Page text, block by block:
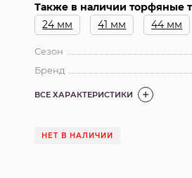
Также в наличии торфяные
24 мм
41 мм 44 мм
Сезон
Бренд
ВСЕ ХАРАКТЕРИСТИКИ
НЕТ В НАЛИЧИИ